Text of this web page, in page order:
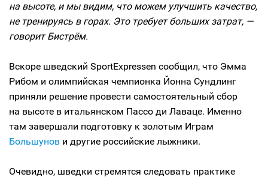
на высоте, и мы видим, что можем улучшить качество,
не тренируясь в горах. Это требует больших затрат, —
говорит Бистрём.
Вскоре шведский SportExpressen сообщил, что Эмма
Рибом и олимпийская чемпионка Йонна Сундлинг
приняли решение провести самостоятельный сбор
на высоте в итальянском Пассо ди Лаваце. Именно
там завершали подготовку к золотым Играм
Большунов и другие российские лыжники.
Очевидно, шведки стремятся следовать практике